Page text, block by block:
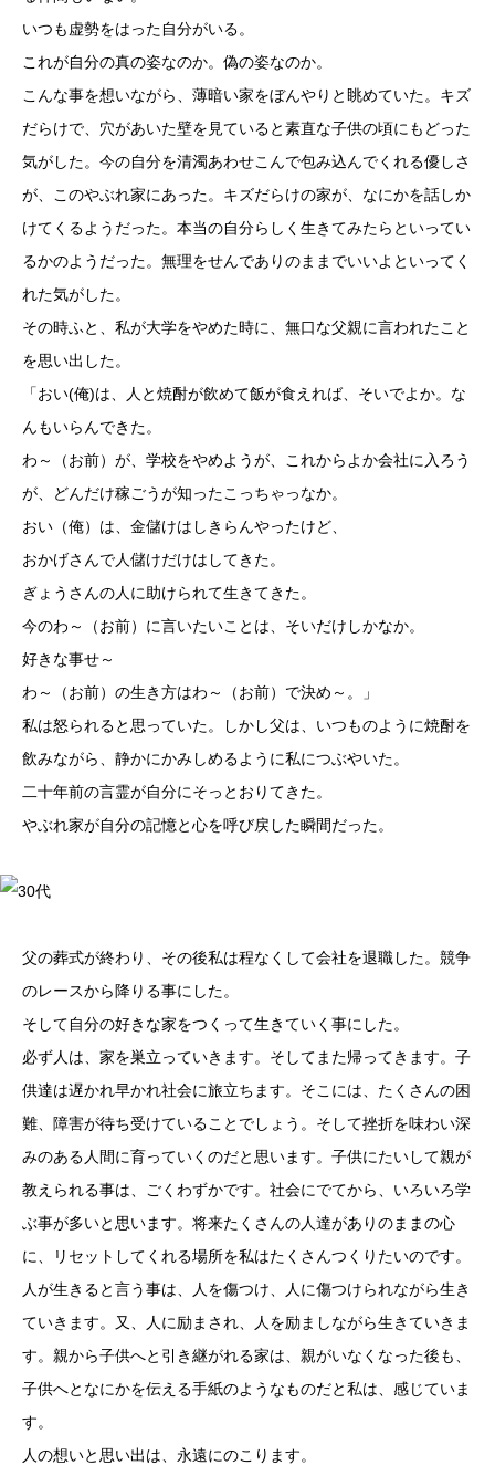
いつも虚勢をはった自分がいる。
これが自分の真の姿なのか。偽の姿なのか。
こんな事を想いながら、薄暗い家をぼんやりと眺めていた。キズ
だらけで、穴があいた壁を見ていると素直な子供の頃にもどった
気がした。今の自分を清濁あわせこんで包み込んでくれる優しさ
が、このやぶれ家にあった。キズだらけの家が、なにかを話しか
けてくるようだった。本当の自分らしく生きてみたらといってい
るかのようだった。無理をせんでありのままでいいよといってく
れた気がした。
その時ふと、私が大学をやめた時に、無口な父親に言われたこと
を思い出した。
「おい(俺)は、人と焼酎が飲めて飯が食えれば、そいでよか。な
んもいらんできた。
わ～（お前）が、学校をやめようが、これからよか会社に入ろう
が、どんだけ稼ごうが知ったこっちゃっなか。
おい（俺）は、金儲けはしきらんやったけど、
おかげさんで人儲けだけはしてきた。
ぎょうさんの人に助けられて生きてきた。
今のわ～（お前）に言いたいことは、そいだけしかなか。
好きな事せ～
わ～（お前）の生き方はわ～（お前）で決め～。」
私は怒られると思っていた。しかし父は、いつものように焼酎を
飲みながら、静かにかみしめるように私につぶやいた。
二十年前の言霊が自分にそっとおりてきた。
やぶれ家が自分の記憶と心を呼び戻した瞬間だった。
父の葬式が終わり、その後私は程なくして会社を退職した。競争
のレースから降りる事にした。
そして自分の好きな家をつくって生きていく事にした。
必ず人は、家を巣立っていきます。そしてまた帰ってきます。子
供達は遅かれ早かれ社会に旅立ちます。そこには、たくさんの困
難、障害が待ち受けていることでしょう。そして挫折を味わい深
みのある人間に育っていくのだと思います。子供にたいして親が
教えられる事は、ごくわずかです。社会にでてから、いろいろ学
ぶ事が多いと思います。将来たくさんの人達がありのままの心
に、リセットしてくれる場所を私はたくさんつくりたいのです。
人が生きると言う事は、人を傷つけ、人に傷つけられながら生き
ていきます。又、人に励まされ、人を励ましながら生きていきま
す。親から子供へと引き継がれる家は、親がいなくなった後も、
子供へとなにかを伝える手紙のようなものだと私は、感じていま
す。
人の想いと思い出は、永遠にのこります。